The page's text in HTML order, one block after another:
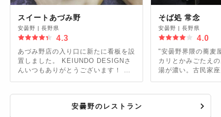
スイートあづみ野
安曇野 長野県
4.3
あづみ野店の入り口に新たに看板を設
置しました。 KEIUNDO DESIGNさ
んいつもありがとうございます！ 店
そば処 常念
安曇野 長野県
4.0
"安曇野界隈の蕎麦
カリとかみごたえ
湯が濃い。古民家
安曇野のレストラン